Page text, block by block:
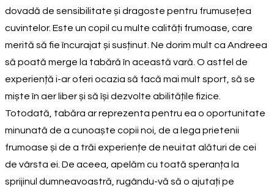
dovadă de sensibilitate și dragoste pentru frumusețea
cuvintelor. Este un copil cu multe calități frumoase, care
merită să fie încurajat și susținut. Ne dorim mult ca Andreea
să poată merge la tabără în această vară. O astfel de
experiență i-ar oferi ocazia să facă mai mult sport, să se
miște în aer liber și să își dezvolte abilitățile fizice.
Totodată, tabăra ar reprezenta pentru ea o oportunitate
minunată de a cunoaște copii noi, de a lega prietenii
frumoase și de a trăi experiențe de neuitat alături de cei
de vârsta ei. De aceea, apelăm cu toată speranța la
sprijinul dumneavoastră, rugându-vă să o ajutați pe